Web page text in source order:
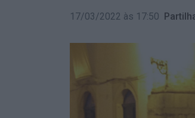
17/03/2022 às 17:50